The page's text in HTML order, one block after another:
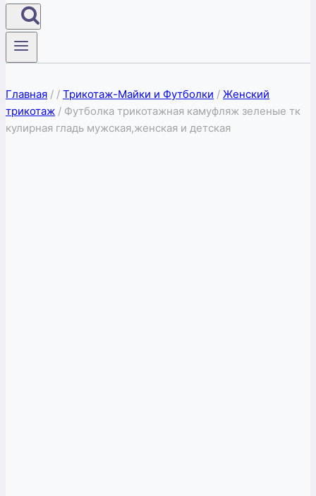
Главная / / Трикотаж-Майки и Футболки / Женский
трикотаж / Футболка трикотажная камуфляж зеленые тк
кулирная гладь мужская,женская и детская